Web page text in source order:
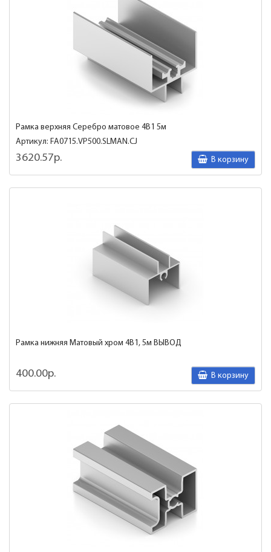
Рамка верхняя Серебро матовое 4В1 5м
Артикул: FA0715.VP500.SLMAN.CJ
3620.57р. В корзину
Рамка нижняя Матовый хром 4В1, 5м ВЫВОД
400.00р. В корзину